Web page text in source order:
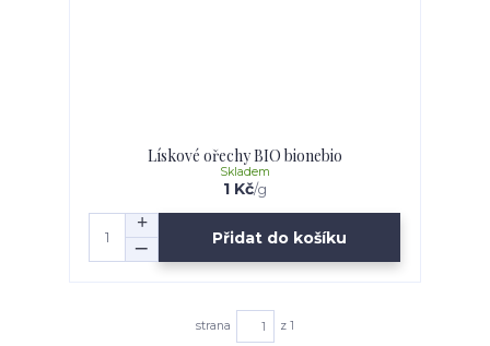
Lískové ořechy BIO bionebio
1 Kč/g
Skladem
Přidat do košíku
strana z 1